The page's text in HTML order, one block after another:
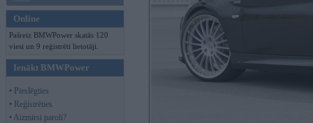
Online
Pašreiz BMWPower skatās 120
viesi un 9 reģistrēti lietotāji.
Ienākt BMWPower
• Pieslēgties
• Reģistrēties
• Aizmirsi paroli?